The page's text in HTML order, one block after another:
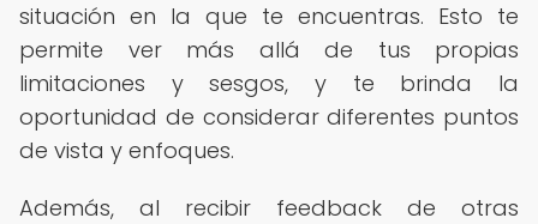
situación en la que te encuentras. Esto te
permite ver más allá de tus propias
limitaciones y sesgos, y te brinda la
oportunidad de considerar diferentes puntos
de vista y enfoques.
Además, al recibir feedback de otras